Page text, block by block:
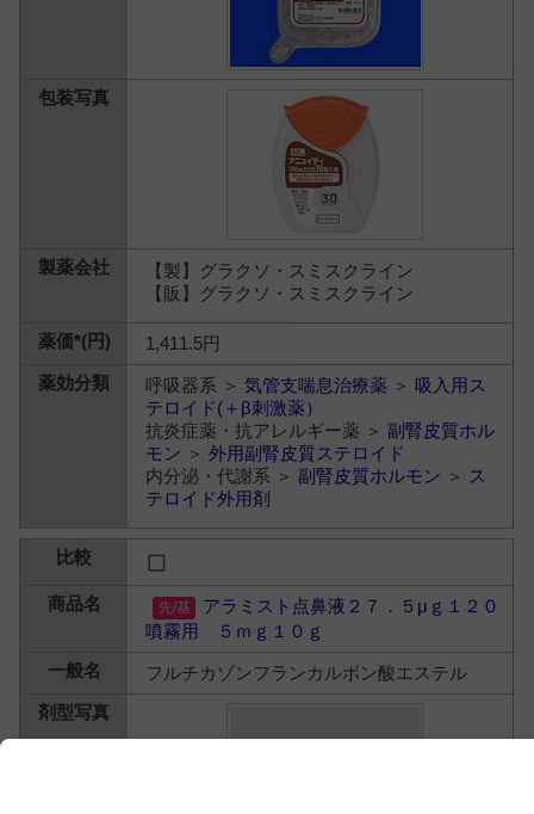
【製】グラクソ・スミスクライン
【販】グラクソ・スミスクライン
1,411.5円
呼吸器系 ＞気管支喘息治療薬 ＞吸入用ス
テロイド(＋β刺激薬）
抗炎症薬・抗アレルギー薬 ＞ 副腎皮質ホル
モン ＞外用副腎皮質ステロイド
内分泌・代謝系 ＞ 副腎皮質ホルモン ＞ ス
テロイド外用剤
アラミスト点鼻液２７．５μｇ１２０
噴霧用 ５ｍｇ１０ｇ
フルチカゾンフランカルボン酸エステル